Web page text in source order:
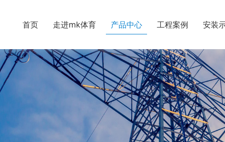
首页 走进mk体育 产品中心 工程案例 安装